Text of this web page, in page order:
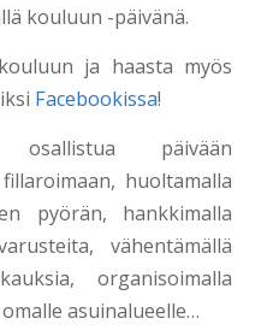
kouluun -päivänä.
ja haasta myös
Facebookissa!
osallistua päivään
huoltamalla
pyörän, hankkimalla
vähentämällä
organisoimalla
asuinalueelle…